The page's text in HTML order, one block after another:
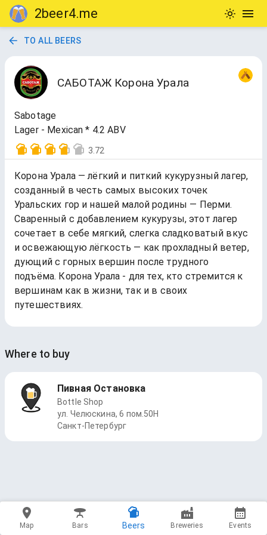
2beer4.me
TO ALL BEERS
САБОТАЖ Корона Урала
Sabotage
Lager - Mexican * 4.2 ABV
3.72
Корона Урала — лёгкий и питкий кукурузный лагер,
созданный в честь самых высоких точек
Уральских гор и нашей малой родины — Перми.
Сваренный с добавлением кукурузы, этот лагер
сочетает в себе мягкий, слегка сладковатый вкус
и освежающую лёгкость — как прохладный ветер,
дующий с горных вершин после трудного
подъёма. Корона Урала - для тех, кто стремится к
вершинам как в жизни, так и в своих
путешествиях.
Where to buy
Пивная Остановка
Bottle Shop
ул. Челюскина, 6 пом.50Н
Санкт-Петербург
Map Bars Beers Breweries Events